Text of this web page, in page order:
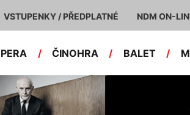
VSTUPENKY / PŘEDPLATNÉ NDM ON-
/ ČINOHRA / BALET /